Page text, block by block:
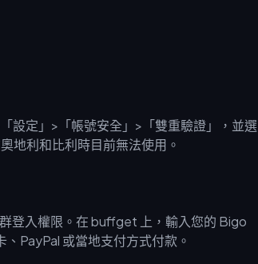
設定」>「帳號安全」>「雙重驗證」，並選
地利和比利時目前無法使用。
登入權限。在 buffget 上，輸入您的 Bigo
PayPal 或當地支付方式付款。